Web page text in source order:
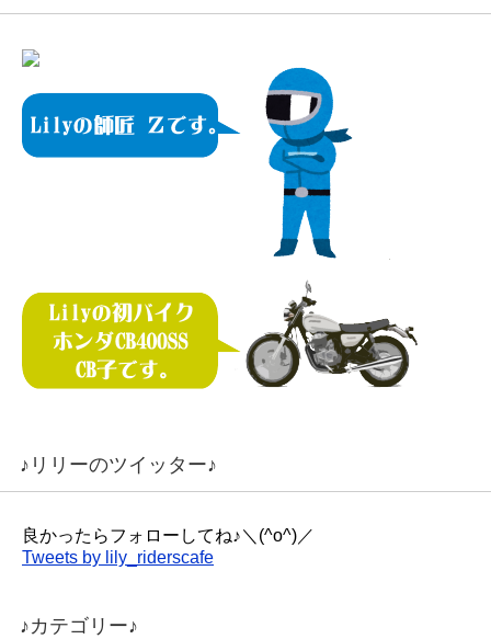
♪リリーのツイッター♪
良かったらフォローしてね♪＼(^o^)／
Tweets by lily_riderscafe
♪カテゴリー♪